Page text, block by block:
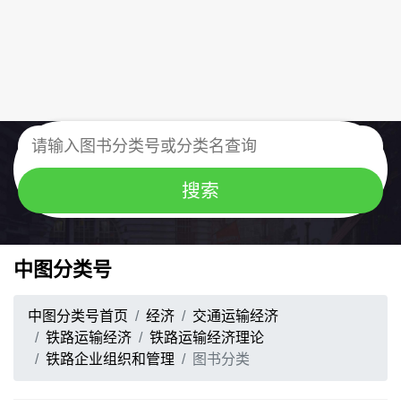
中图分类号
中图分类号首页 经济
交通运输经济
铁路运输经济
铁路运输经济理论
铁路企业组织和管理
图书分类